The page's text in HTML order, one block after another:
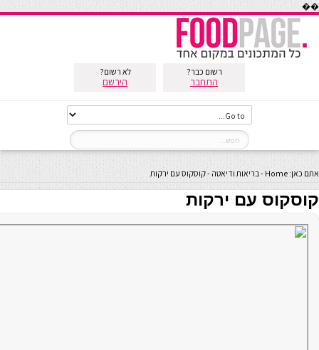
��
רשום כבר?
התחבר
לא רשום?
הירשם
אתם כאן: Home
-בריאות ודיאטה -קוסקוס עם ירקות
קוסקוס עם ירקות